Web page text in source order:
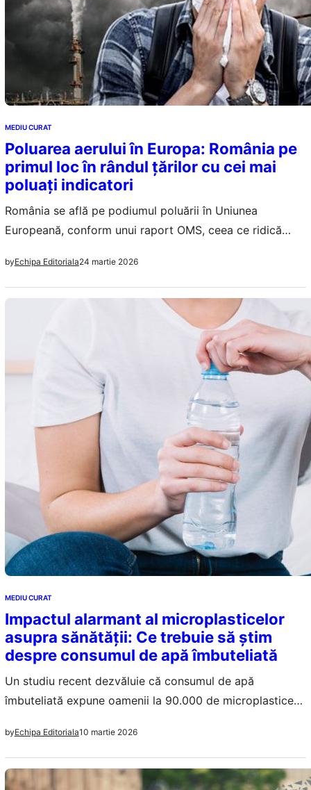
MEDIU CURAT
Poluarea aerului în Europa: România pe
primul loc în rândul țărilor cu cei mai
poluați indicatori
România se află pe podiumul poluării în Uniunea
Europeană, conform unui raport OMS, ceea ce ridică
byEchipa Editoriala24 martie 2026
MEDIU CURAT
Impactul alarmant al microplasticelor
asupra sănătății: Ce trebuie să știm
despre consumul de apă îmbuteliată
Un studiu recent dezvăluie că consumul de apă
îmbuteliată expune oamenii la 90.000 de microplastice
mediu.
byEchipa Editoriala10 martie 2026